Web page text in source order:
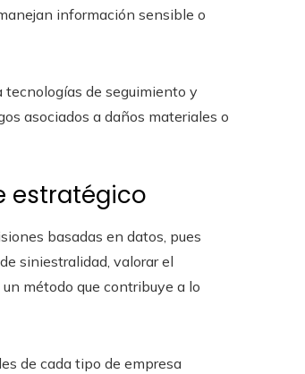
información sensible o
tecnologías de seguimiento y
asociados a daños materiales o
estratégico
basadas en datos, pues
siniestralidad, valorar el
método que contribuye a lo
de cada tipo de empresa